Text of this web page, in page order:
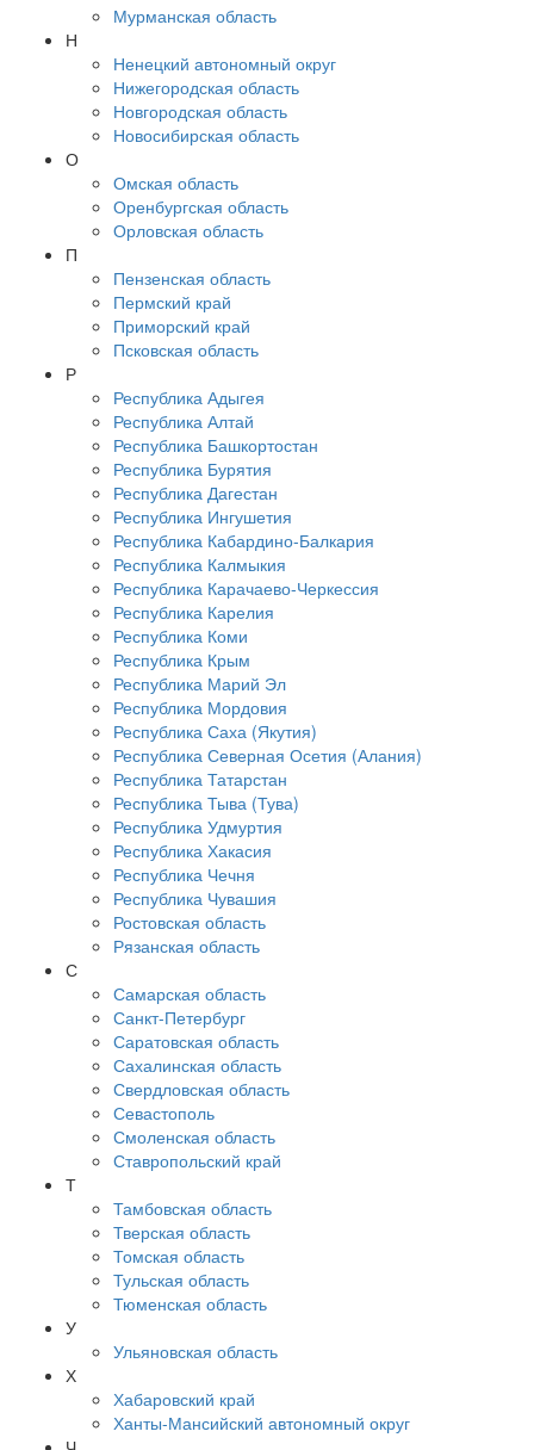
Мурманская область
Н
Ненецкий автономный округ
Нижегородская область
Новгородская область
Новосибирская область
О
Омская область
Оренбургская область
Орловская область
П
Пензенская область
Пермский край
Приморский край
Псковская область
Р
Республика Адыгея
Республика Алтай
Республика Башкортостан
Республика Бурятия
Республика Дагестан
Республика Ингушетия
Республика Кабардино-Балкария
Республика Калмыкия
Республика Карачаево-Черкессия
Республика Карелия
Республика Коми
Республика Крым
Республика Марий Эл
Республика Мордовия
Республика Саха (Якутия)
Республика Северная Осетия (Алания)
Республика Татарстан
Республика Тыва (Тува)
Республика Удмуртия
Республика Хакасия
Республика Чечня
Республика Чувашия
Ростовская область
Рязанская область
С
Самарская область
Санкт-Петербург
Саратовская область
Сахалинская область
Свердловская область
Севастополь
Смоленская область
Ставропольский край
Т
Тамбовская область
Тверская область
Томская область
Тульская область
Тюменская область
У
Ульяновская область
Х
Хабаровский край
Ханты-Мансийский автономный округ